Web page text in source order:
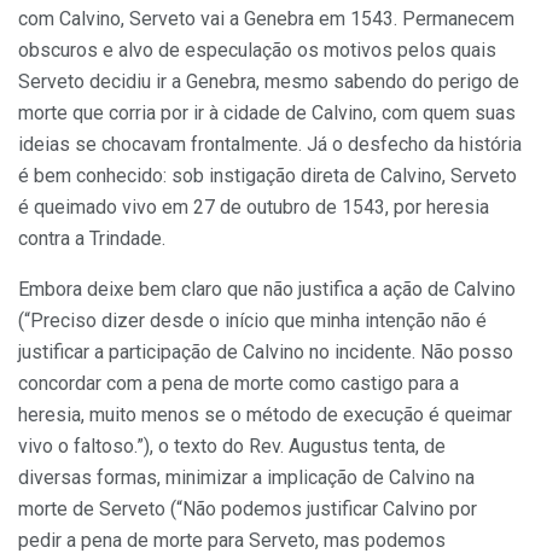
com Calvino, Serveto vai a Genebra em 1543. Permanecem
obscuros e alvo de especulação os motivos pelos quais
Serveto decidiu ir a Genebra, mesmo sabendo do perigo de
morte que corria por ir à cidade de Calvino, com quem suas
ideias se chocavam frontalmente. Já o desfecho da história
é bem conhecido: sob instigação direta de Calvino, Serveto
é queimado vivo em 27 de outubro de 1543, por heresia
contra a Trindade.
Embora deixe bem claro que não justifica a ação de Calvino
(“Preciso dizer desde o início que minha intenção não é
justificar a participação de Calvino no incidente. Não posso
concordar com a pena de morte como castigo para a
heresia, muito menos se o método de execução é queimar
vivo o faltoso.”), o texto do Rev. Augustus tenta, de
diversas formas, minimizar a implicação de Calvino na
morte de Serveto (“Não podemos justificar Calvino por
pedir a pena de morte para Serveto, mas podemos